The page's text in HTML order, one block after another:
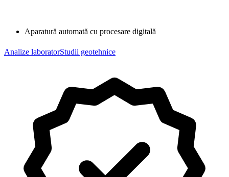
Aparatură automată cu procesare digitală
Analize laboratorStudii geotehnice